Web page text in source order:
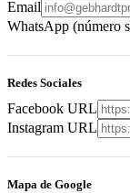
Email
WhatsApp (número
Redes Sociales
Facebook URL
Instagram URL
Mapa de Google